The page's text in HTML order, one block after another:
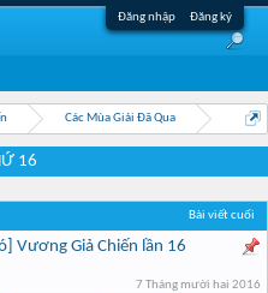
Đăng nhập Đăng ký
Các Mùa Giải Đã Qua
16
Bài viết cuối
Vương Giả Chiến lần 16
7 Tháng mười hai 2016